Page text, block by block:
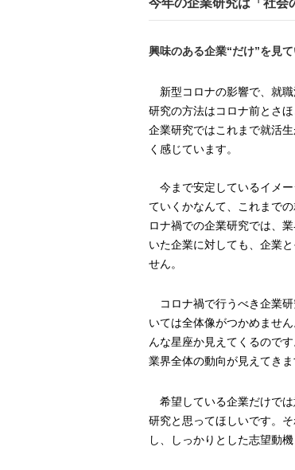
興味のある企業“だけ”を見
新型コロナの影響で、就
研究の方法はコロナ前とさ
企業研究ではこれまで就活
く感じています。
今まで安定しているイメー
ていくかなんて、これまで
ロナ禍での企業研究では、
いた企業に対しても、企業
せん。
コロナ禍で行うべき企業研
いては全体像がつかめませ
んな星座か見えてくるので
業界全体の動向が見えてきま
希望している企業だけで
研究と思ってほしいです。
し、しっかりとした志望動機